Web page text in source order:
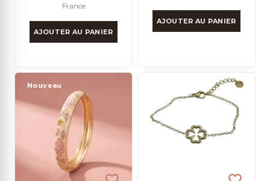
France
AJOUTER AU PANIER
AJOUTER AU PANIER
Nouveau